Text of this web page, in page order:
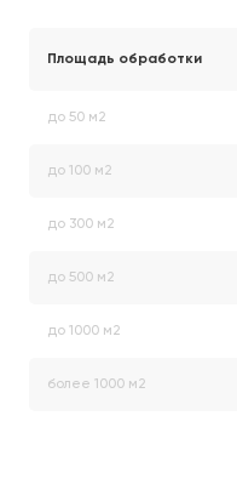
Площадь обработки
до 50 м2
до 100 м2
до 300 м2
до 500 м2
до 1000 м2
более 1000 м2